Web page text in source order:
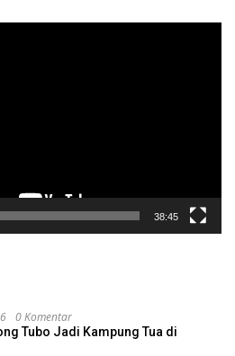
38:45
0 Komentar
Tubo Jadi Kampung Tua di